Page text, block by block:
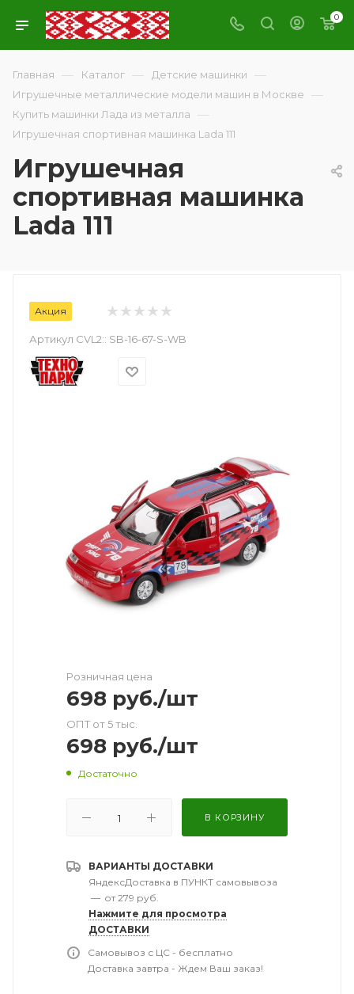
0
Главная — Каталог — Детские машинки —
Игрушечные металлические модели машин в Москве —
Купить машинки Лада из металла —
Игрушечная спортивная машинка Lada 111
Игрушечная
спортивная машинка
Lada 111
Акция
Артикул CVL2:: SB-16-67-S-WB
Розничная цена
698 руб./шт
ОПТ от 5 тыс.
698 руб./шт
Достаточно
В КОРЗИНУ
ВАРИАНТЫ ДОСТАВКИ
ЯндексДоставка в ПУНКТ самовывоза
— от 279 руб.
Нажмите для просмотра
ДОСТАВКИ
Самовывоз с ЦС - бесплатно
Доставка завтра - Ждем Ваш заказ!